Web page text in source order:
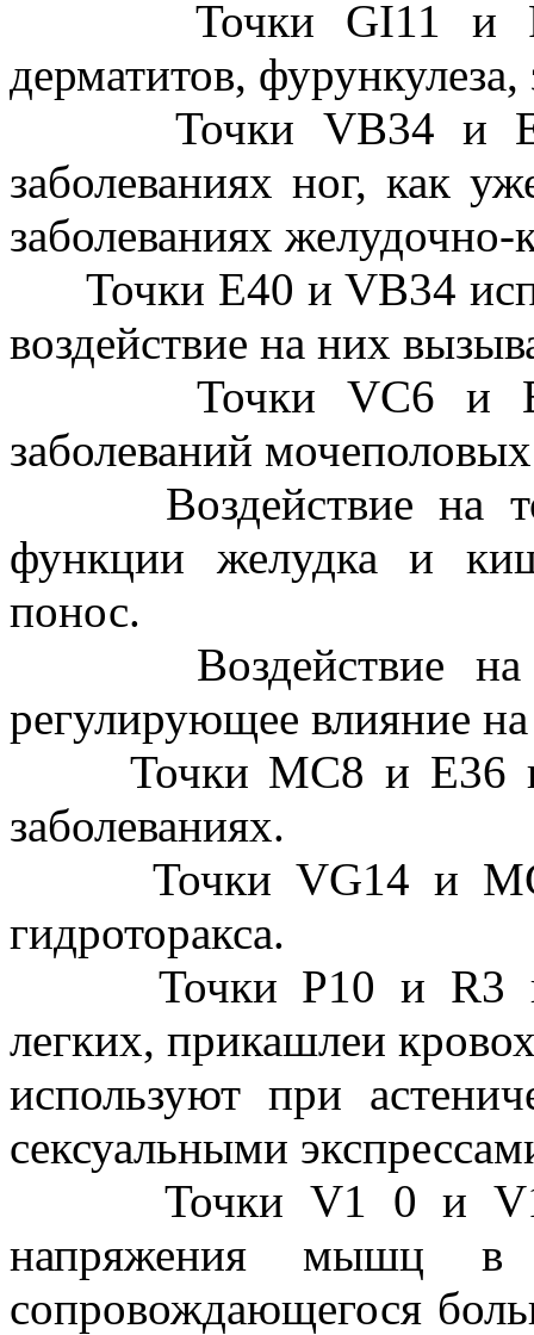
Точки GI11 и RР6
дерматитов,
Точки VB34 и Е6
заболеваниях ног, как
заболеваниях
Точки Е40 и VВ34
воздействие на них
Точки VC6 и E25
заболеваний
Воздействие на
функции желудка и
понос.
Воздействие на
регулирующее влияние
Точки MC8 и E36
заболеваниях.
Точки VG14 и МС6
гидроторакса.
Точки Р10 и R3
легких, прикашлеи
используют при
сексуальными
Точки V1 0 и V11
напряжения мышц в
сопровождающегося